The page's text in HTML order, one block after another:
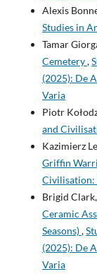
Alexis
Studies in
Tamar
Cemetery,
(2025): De
Varia
Piotr
and
Kazimierz
Griffin
Civilisation:
Brigid
Ceramic
Seasons),
(2025): De
Varia